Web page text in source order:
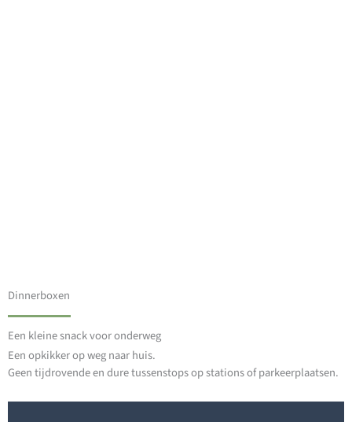
Dinnerboxen
Een kleine snack voor onderweg
Een opkikker op weg naar huis.
Geen tijdrovende en dure tussenstops op stations of parkeerplaatsen.